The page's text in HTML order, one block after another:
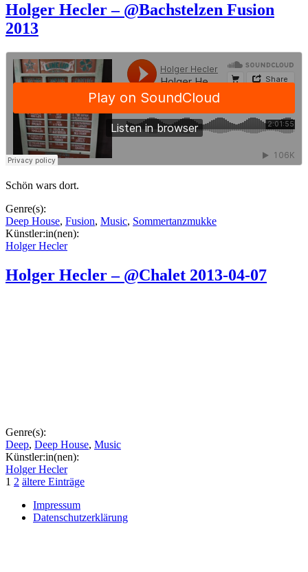
Holger Hecler – @Bachstelzen Fusion
2013
Schön wars dort.
Genre(s):
Deep House, Fusion, Music, Sommertanzmukke
Künstler:in(nen):
Holger Hecler
Holger Hecler – @Chalet 2013-04-07
Genre(s):
Deep, Deep House, Music
Künstler:in(nen):
Holger Hecler
Seitennummerierung
der
Beiträge
1 2 ältere Einträge
Impressum
Datenschutzerklärung